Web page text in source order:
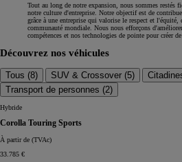
Tout au long de notre expansion, nous sommes restés
notre culture d'entreprise. Notre objectif est de
grâce à une entreprise qui valorise le respect et
communauté mondiale. Nous nous efforçons
compétences et nos technologies de pointe pour créer
Découvrez nos véhicules
Tous (8) SUV & Crossover (5)
Transport de personnes (2)
Hybride
Corolla Touring Sports
À partir de (TVAc)
33.785 €